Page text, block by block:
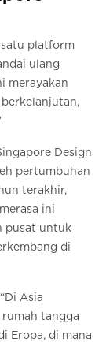
satu platform
ulang
merayakan
Design
pertumbuhan
terakhir,
ini
pusat untuk
di
Asia
tangga
Eropa, di mana